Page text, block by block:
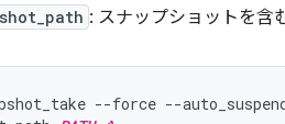
: スナップショットを含
--force --